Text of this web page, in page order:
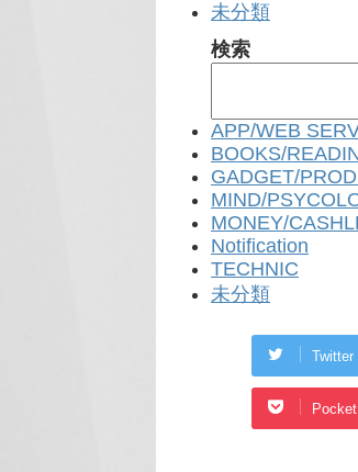
未分類
検索
APP/WEB
BOOKS/
GADGET/
MIND/
MONEY/
Notification
TECHNIC
未分類
Twitter
Pocket